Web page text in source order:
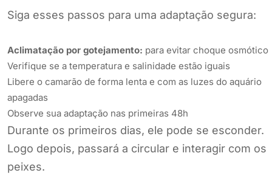
Siga esses passos para uma adaptação segura:
Aclimatação por gotejamento: para evitar choque osmótico
Verifique se a temperatura e salinidade estão iguais
Libere o camarão de forma lenta e com as luzes do aquário
apagadas
Observe sua adaptação nas primeiras 48h
Durante os primeiros dias, ele pode se esconder.
Logo depois, passará a circular e interagir com os
peixes.